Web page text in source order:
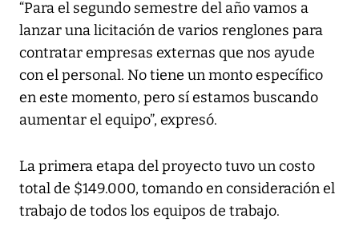
“Para el segundo semestre del año vamos a
lanzar una licitación de varios renglones para
contratar empresas externas que nos ayude
con el personal. No tiene un monto específico
en este momento, pero sí estamos buscando
aumentar el equipo”, expresó.
La primera etapa del proyecto tuvo un costo
total de $149.000, tomando en consideración el
trabajo de todos los equipos de trabajo.